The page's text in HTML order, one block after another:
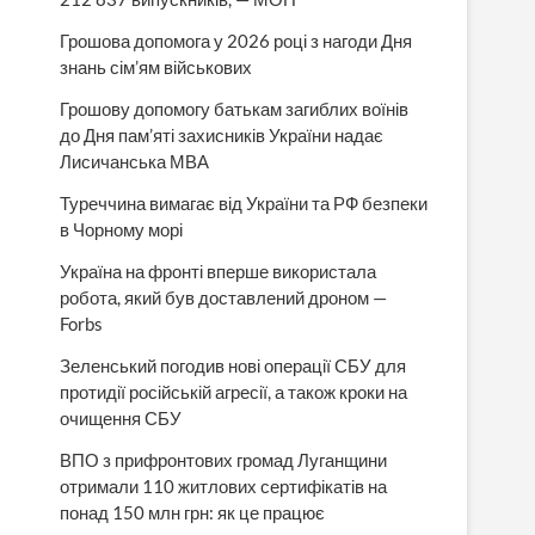
Грошова допомога у 2026 році з нагоди Дня
знань сім’ям військових
Грошову допомогу батькам загиблих воїнів
до Дня пам’яті захисників України надає
Лисичанська МВА
Туреччина вимагає від України та РФ безпеки
в Чорному морі
Україна на фронті вперше використала
робота, який був доставлений дроном —
Forbs
Зеленський погодив нові операції СБУ для
протидії російській агресії, а також кроки на
очищення СБУ
ВПО з прифронтових громад Луганщини
отримали 110 житлових сертифікатів на
понад 150 млн грн: як це працює